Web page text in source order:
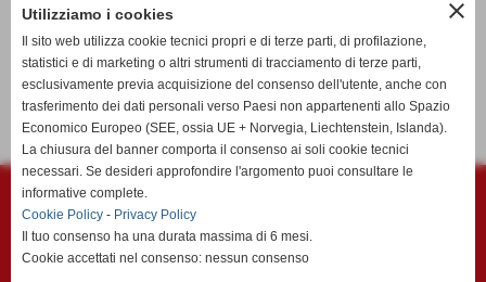
entra nella categoria
Polisportiva Migliarino Vecchiano ASD
Via Mazzini c/o Campo Sportivo "Vincenzo Faraci" - Vecchiano (Pisa)
P.I. 01299990505 C.F 01299990505
CODICE DESTINATARIO fattura elettronica KRRH6B9
Tel. 050/804780 Fax 050/804780
close
Utilizziamo i cookies
Il sito web utilizza cookie tecnici propri e di terze parti, di profilazione,
statistici e di marketing o altri strumenti di tracciamento di terze parti,
esclusivamente previa acquisizione del consenso dell'utente, anche con
trasferimento dei dati personali verso Paesi non appartenenti allo Spazio
Economico Europeo (SEE, ossia UE + Norvegia, Liechtenstein, Islanda).
La chiusura del banner comporta il consenso ai soli cookie tecnici
necessari. Se desideri approfondire l'argomento puoi consultare le
informative complete.
Cookie Policy - Privacy Policy
Il tuo consenso ha una durata massima di 6 mesi.
Cookie accettati nel consenso: nessun consenso